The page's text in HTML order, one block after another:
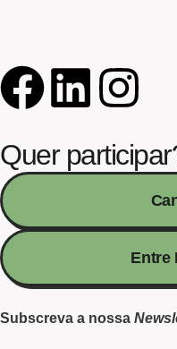
Quer
Entre
Subscreva a nossa